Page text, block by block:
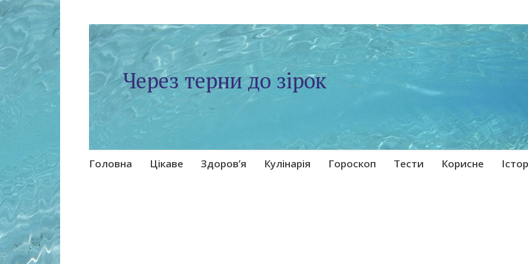
Через терни до зірок
Skip
Головна Цікаве Здоров’я Кулінарія Гороскоп Тести Корисне